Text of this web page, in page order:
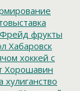
Фрейд фрукты
Хабаровск
хоккей с
Хорошавин
хулиганство